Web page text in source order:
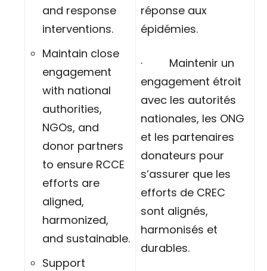
and response
interventions.
Maintain close
engagement
with national
authorities,
NGOs, and
donor partners
to ensure RCCE
efforts are
aligned,
harmonized,
and sustainable.
Support
réponse aux
épidémies.
· Maintenir un
engagement étroit
avec les autorités
nationales, les ONG
et les partenaires
donateurs pour
s’assurer que les
efforts de CREC
sont alignés,
harmonisés et
durables.